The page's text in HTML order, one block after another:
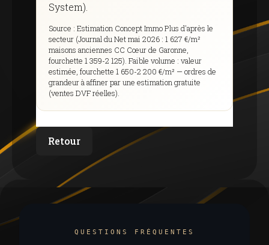
System).
Source : Estimation Concept Immo Plus d'après le
secteur (Journal du Net mai 2026 : 1 627 €/m²
maisons anciennes CC Cœur de Garonne,
fourchette 1 359-2 125). Faible volume : valeur
estimée, fourchette 1 650-2 200 €/m² — ordres de
grandeur à affiner par une estimation gratuite
(ventes DVF réelles).
Retour
QUESTIONS FRÉQUENTES